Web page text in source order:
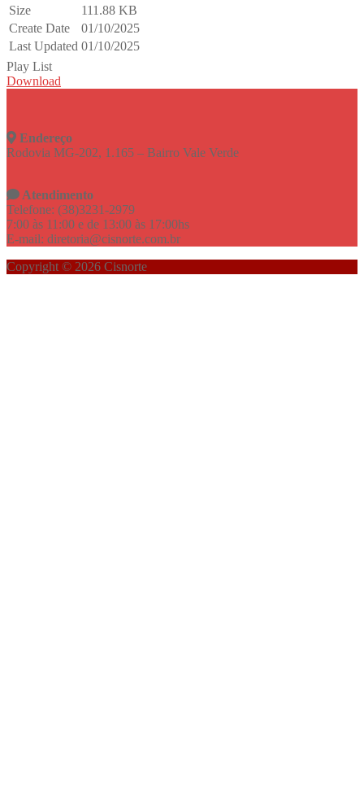
Size
111.88 KB
Create Date
01/10/2025
Last Updated 01/10/2025
Play List
Download
Endereço
Rodovia MG-202, 1.165 – Bairro Vale Verde
Atendimento
Telefone: (38)3231-2979
7:00 às 11:00 e de 13:00 às 17:00hs
E-mail: diretoria@cisnorte.com.br
Copyright © 2026 Cisnorte